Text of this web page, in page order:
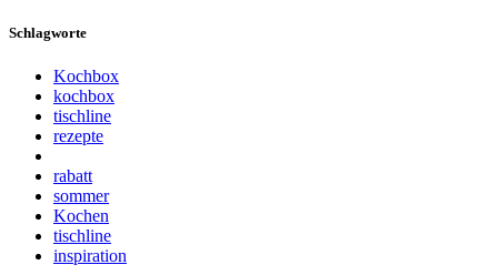
Schlagworte
Kochbox
kochbox
tischline
rezepte
rabatt
sommer
Kochen
tischline
inspiration